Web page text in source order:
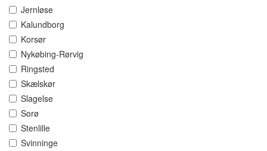
Jernløse
Kalundborg
Korsør
Nykøbing-Rørvig
Ringsted
Skælskør
Slagelse
Sorø
Stenlille
Svinninge